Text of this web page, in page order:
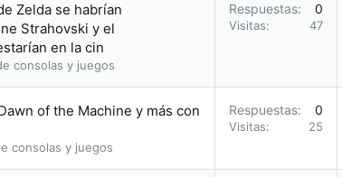
Zelda se habrían
Strahovski y el
en la cin
consolas y juegos
Respuestas 0
Visitas 47
of the Machine y más con
consolas y juegos
Respuestas 0
Visitas 25